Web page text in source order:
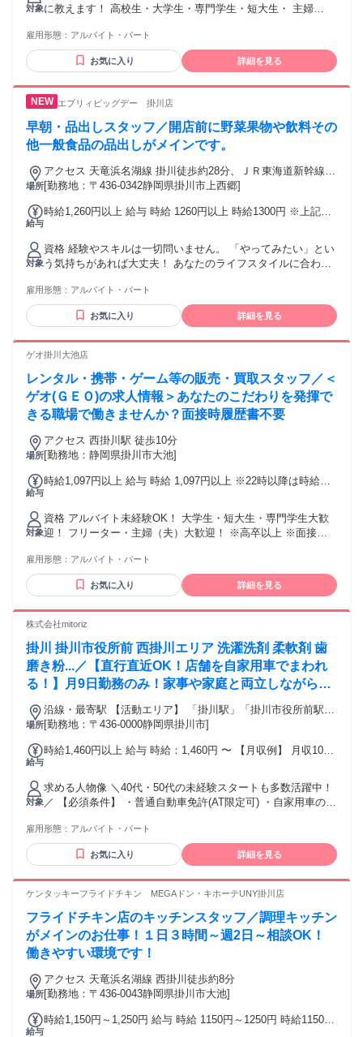
対象に教えます！ 高校生・大学生・専門学生・短大生・ 主婦
養内勤務OK ★夕方勤務できる方大歓迎！
雇用形態： アルバイト・パート
お気に入り 詳細を見る
エブリィビッグデー 掛川店
早朝・品出しスタッフ／開店前に野菜果物や飲料その
他一般食品の品出しがメインです。
場所
アクセス 天竜浜名湖線 掛川徒歩約28分、ＪＲ東海道新幹線
掛川徒歩約28分、ＪＲ東海道本線 掛川徒歩約28分 市立北中学
[勤務地：〒436-0342静岡県掛川市上西郷]
給与
時給1,260円以上 給与 時給 1260円以上 時給1300円 ※上記は
す。 ※高校生…時給1260円
対象
資格 経験やスキルは一切問いません。 「やってみたい」とい
う気持ちがあれば大丈夫！ あなたのライフスタイルに合わせ
す。 ・高校生OK ・未経験者、学生、主婦・主夫、フリータ
ー歓迎 ・60歳定年制度 ※Wワークの方は他社合計で40時間/
週未満の勤務です ＜こんな方におすすめ＞ ■■早起きが得意な
品出し等がメインなので、 自分のペースで落ち着いて作業で
使えるのが最大の魅力です。 ■■授業前に働きたい学生の方■■
「朝活バイト」で、一日をパワフルにスタート！ いつもの朝
より少し早起きするだけで、 授業が始まる前にサクッと稼げ
ます。 ■■日中の時間を大切にしたい主婦・主夫の方■■ 家族
が起き出す前の静かな時間帯に、 集中して働きませんか？ 午
前中には終わるので、生活リズムを崩さずに、 賢く家計にプ
雇用形態： アルバイト・パート
お気に入り 詳細を見る
ゲオ掛川大池店
レンタル・携帯・ゲーム等の販売・買取スタッフ／＜
ゲオ(ＧＥＯ)の求人情報＞あなたのこだわりを発揮で
きる職場で働きませんか？面接時履歴書不要
場所
アクセス 西掛川駅 徒歩10分
[勤務地：静岡県掛川市大池]
給与
時給1,097円以上 給与 時給 1,097円以上 ※22時以降は時給
対象
資格 アルバイト未経験OK！ 大学生・短大生・専門学生大歓
迎！ フリーター・主婦（夫）大歓迎！ ※高卒以上 ※面接時
雇用形態： アルバイト・パート
お気に入り 詳細を見る
株式会社mitoriz
掛川 掛川市役所前 西掛川エリア 洗濯洗剤 柔軟剤 歯
磨き粉...／【直行直近OK！店舗を自家用車でまわれ
る！】月9日勤務のみ！家事や家庭と両立しながら、
無理なく続けられます♪
場所
沿線・最寄駅 【活動エリア】 「掛川駅」「掛川市役所前駅」
「西掛川駅」周辺など
[勤務地：〒436-0000静岡県掛川市]
給与
時給1,460円以上 給与 時給：1,460円 〜 【月収例】 月収10万
(車両手当) ※自家用車利用で月9日勤務した場合 ■交通費規定
支給 ※ガソリン代・高速代も実費支給 ※公共交通機関を利用
の場合も実費支給 ■車両手当支給（規定あり） 試用期間 試用
期間：あり 期間：2ヶ月 条件：本採用時と同様 同待遇
対象
求める人物像 ＼40代・50代の未経験スタートも多数活躍中！
／ 【必須条件】 ・普通自動車免許(AT限定可) ・自家用車の持
こんな方におすすめ！＞ ・自分の時間が増えたので、そろそ
ろ本腰を入れて働きたい方 ・決まったルートで動ける安定し
た仕事がしたい方 ・未経験からでも、長く続けられる仕事を
ンジしたい方 ・人と話すことが好きな方 ・フットワーク軽く
・未経験歓迎！ブランクOK ・年齢・性別不問で活躍中♪ ・困
った時はすぐに相談できる体制あり！ ＜働きやすい環境です
＞ ・ライフスタイルに合わせた相談OK ・自宅から直行直帰
・会議はWEB参加で負担なし ・ノルマ・新規開拓も一切な
し！ ＜未経験者も歓迎します！＞ ・主婦（夫）の方 ・フリ
ーターの方 ・異業種からのチャレンジも多数活躍中！ 学歴
雇用形態： アルバイト・パート
お気に入り 詳細を見る
ケンタッキーフライドチキン MEGAドン・キホーテUNY掛川店
フライドチキン店のキッチンスタッフ／調理キッチン
がメインのお仕事！１日３時間～週2日～相談OK！
働きやすい環境です！
場所
アクセス 天竜浜名湖線 西掛川徒歩約8分
[勤務地：〒436-0043静岡県掛川市大池]
給与
時給1,150円～1,250円 給与 時給 1150円～1250円 時給1150円